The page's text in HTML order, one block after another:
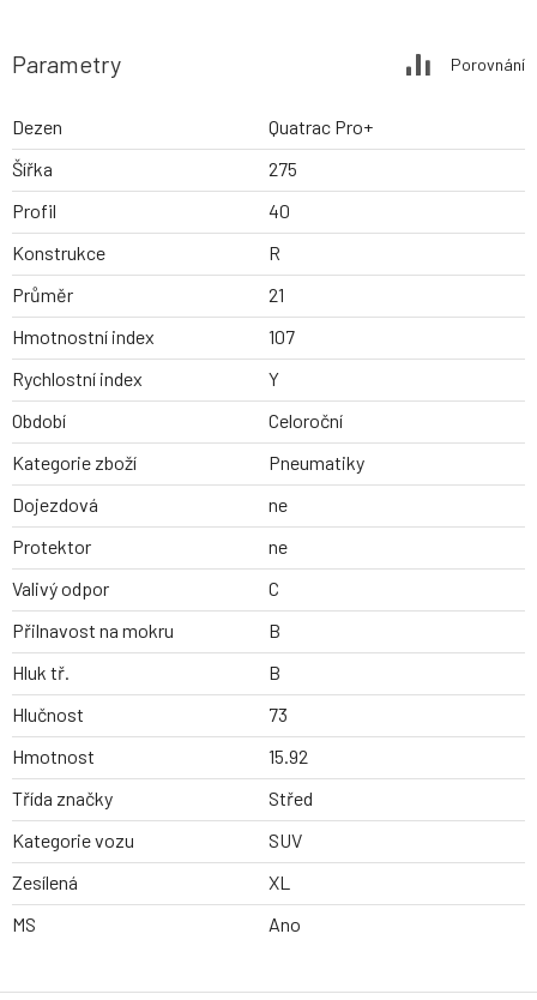
Parametry Porovnání
Dezen
Quatrac Pro+
Šířka
275
Profil
40
Konstrukce
R
Průměr
21
Hmotnostní index
107
Rychlostní index
Y
Období
Celoroční
Kategorie zboží
Pneumatiky
Dojezdová
ne
Protektor
ne
Valivý odpor
C
Přilnavost na mokru
B
Hluk tř.
B
Hlučnost
73
Hmotnost
15.92
Třída značky
Střed
Kategorie vozu
SUV
Zesílená
XL
MS
Ano